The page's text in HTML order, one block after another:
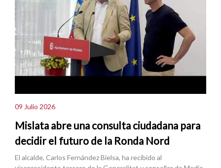
09 Julio 2026
Mislata abre una consulta ciudadana para
decidir el futuro de la Ronda Nord
El alcalde, Carlos Fernández Bielsa, ha recibido al